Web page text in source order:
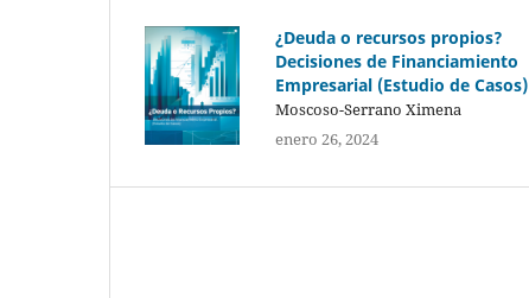
¿Deuda o recursos propios?
Decisiones de Financiamiento
Empresarial (Estudio de Casos)
Moscoso-Serrano Ximena
enero 26, 2024